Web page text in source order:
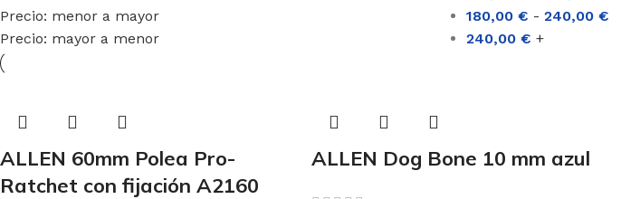
Precio: menor a mayor
Precio: mayor a menor
180,00€ -240,00€
240,00€ +
ALLEN 60mm Polea Pro-
Ratchet con fijación A2160
ALLEN Dog Bone 10 mm azul